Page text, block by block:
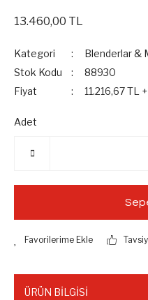
13.460,00 TL
Kategori
Blenderlar &
Stok Kodu
88930
Fiyat
11.216,67 TL
Adet
ÜRÜN BİLGİSİ